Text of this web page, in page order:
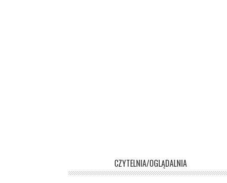
CZYTELNIA/OGLĄDALNIA